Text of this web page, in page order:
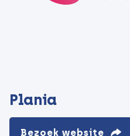
Plania
Bezoek website